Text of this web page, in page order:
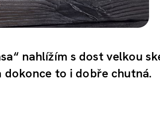
nahlížím s dost velkou
dokonce to i dobře chutná.